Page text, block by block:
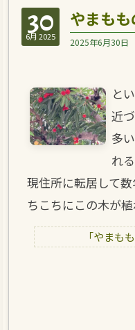
30
6月 2025
やまも
2025年6月30日
と
近
多
れ
現住所に転居して
ちこちにこの木が
「やまも